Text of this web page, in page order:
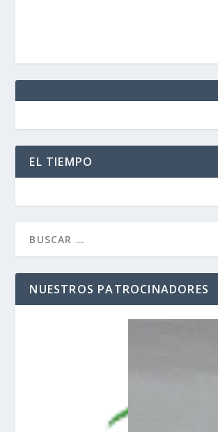
EL TIEMPO
NUESTROS PATROCINADORES